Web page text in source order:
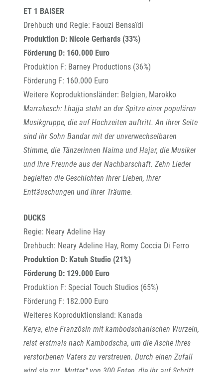
ET 1 BAISER
Drehbuch und Regie: Faouzi Bensaïdi
Produktion D: Nicole Gerhards (33%)
Förderung D: 160.000 Euro
Produktion F: Barney Productions (36%)
Förderung F: 160.000 Euro
Weitere Koproduktionsländer: Belgien, Marokko
Marrakesch: Lhajja steht an der Spitze einer populären
Musikgruppe, die auf Hochzeiten auftritt. An ihrer Seite
sind ihr Sohn Bandar mit der unverwechselbaren
Stimme, die Tänzerinnen Naima und Hajar, die Musiker
und ihre Freunde aus der Nachbarschaft. Zehn Lieder
begleiten die Geschichten ihrer Lieben, ihrer
Enttäuschungen und ihrer Träume.
DUCKS
Regie: Neary Adeline Hay
Drehbuch: Neary Adeline Hay, Romy Coccia Di Ferro
Produktion D: Katuh Studio (21%)
Förderung D: 129.000 Euro
Produktion F: Special Touch Studios (65%)
Förderung F: 182.000 Euro
Weiteres Koproduktionsland: Kanada
Kerya, eine Französin mit kambodschanischen Wurzeln,
reist erstmals nach Kambodscha, um die Asche ihres
verstorbenen Vaters zu verstreuen. Durch einen Zufall